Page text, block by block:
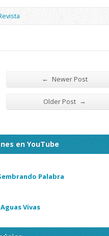
← Newer Post
Older Post →
en YouTube
Palabra
Vivas